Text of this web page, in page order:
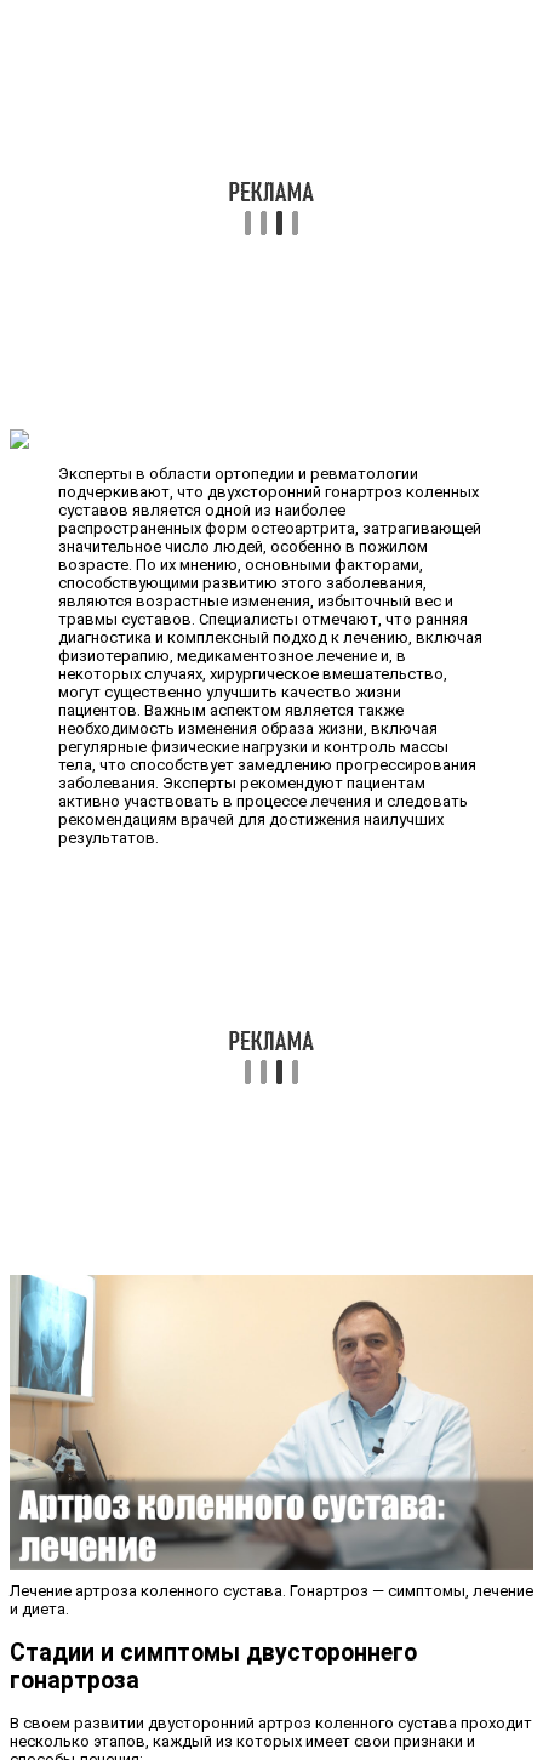
Эксперты в области ортопедии и ревматологии
подчеркивают, что двухсторонний гонартроз коленных
суставов является одной из наиболее
распространенных форм остеоартрита, затрагивающей
значительное число людей, особенно в пожилом
возрасте. По их мнению, основными факторами,
способствующими развитию этого заболевания,
являются возрастные изменения, избыточный вес и
травмы суставов. Специалисты отмечают, что ранняя
диагностика и комплексный подход к лечению, включая
физиотерапию, медикаментозное лечение и, в
некоторых случаях, хирургическое вмешательство,
могут существенно улучшить качество жизни
пациентов. Важным аспектом является также
необходимость изменения образа жизни, включая
регулярные физические нагрузки и контроль массы
тела, что способствует замедлению прогрессирования
заболевания. Эксперты рекомендуют пациентам
активно участвовать в процессе лечения и следовать
рекомендациям врачей для достижения наилучших
результатов.
Лечение артроза коленного сустава. Гонартроз — симптомы, лечение
и диета.
Стадии и симптомы двустороннего
гонартроза
В своем развитии двусторонний артроз коленного сустава проходит
несколько этапов, каждый из которых имеет свои признаки и